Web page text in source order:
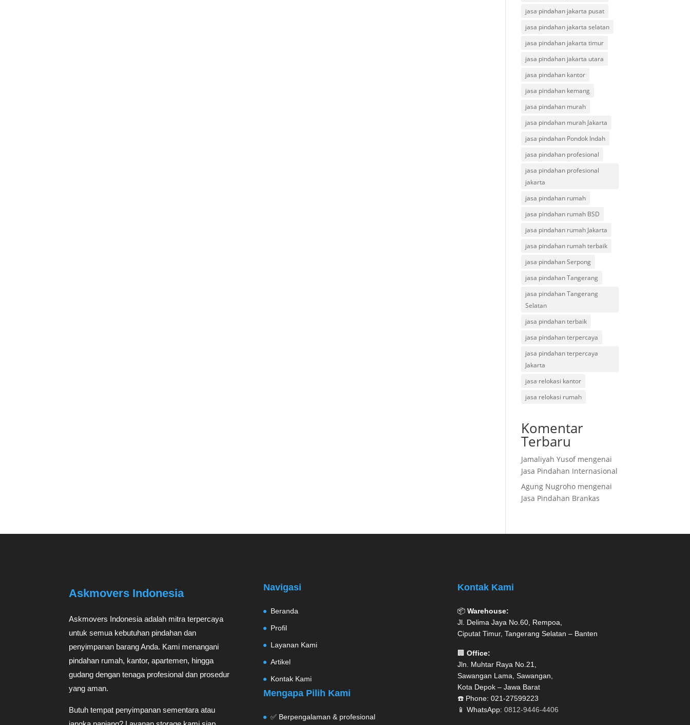
jasa pindahan jakarta pusat
jasa pindahan jakarta selatan
jasa pindahan jakarta timur
jasa pindahan jakarta utara
jasa pindahan kantor
jasa pindahan kemang
jasa pindahan murah
jasa pindahan murah Jakarta
jasa pindahan Pondok Indah
jasa pindahan profesional
jasa pindahan profesional
jakarta
jasa pindahan rumah
jasa pindahan rumah BSD
jasa pindahan rumah Jakarta
jasa pindahan rumah terbaik
jasa pindahan Serpong
jasa pindahan Tangerang
jasa pindahan Tangerang
Selatan
jasa pindahan terbaik
jasa pindahan terpercaya
jasa pindahan terpercaya
Jakarta
jasa relokasi kantor
jasa relokasi rumah
Komentar
Terbaru
Jamaliyah Yusofmengenai
Jasa Pindahan Internasional
Agung Nugroho mengenai
Jasa Pindahan Brankas
Askmovers Indonesia
Askmovers Indonesia adalah mitra terpercaya
untuk semua kebutuhan pindahan dan
penyimpanan barang Anda. Kami menangani
pindahan rumah, kantor, apartemen, hingga
gudang dengan tenaga profesional dan prosedur
yang aman.
Butuh tempat penyimpanan sementara atau
Navigasi
Beranda
Profil
Layanan Kami
Artikel
Kontak Kami
Mengapa Pilih Kami
✅ Berpengalaman & profesional
Kontak Kami
📦 Warehouse:
Jl. Delima Jaya No.60, Rempoa,
Ciputat Timur, Tangerang Selatan – Banten
🏢 Office:
Jln. Muhtar Raya No.21,
Sawangan Lama, Sawangan,
Kota Depok – Jawa Barat
☎️ Phone: 021-27599223
📱 WhatsApp: 0812-9446-4406